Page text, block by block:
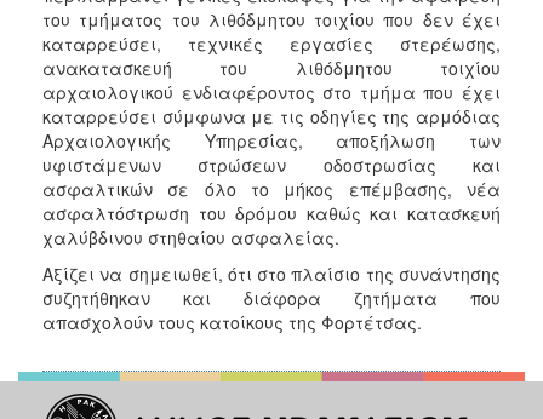
του τμήματος του λιθόδμητου τοιχίου που δεν έχει
καταρρεύσει, τεχνικές εργασίες στερέωσης,
ανακατασκευή του λιθόδμητου τοιχίου
αρχαιολογικού ενδιαφέροντος στο τμήμα που έχει
καταρρεύσει σύμφωνα με τις οδηγίες της αρμόδιας
Αρχαιολογικής Υπηρεσίας, αποξήλωση των
υφιστάμενων στρώσεων οδοστρωσίας και
ασφαλτικών σε όλο το μήκος επέμβασης, νέα
ασφαλτόστρωση του δρόμου καθώς και κατασκευή
χαλύβδινου στηθαίου ασφαλείας.
Αξίζει να σημειωθεί, ότι στο πλαίσιο της συνάντησης
συζητήθηκαν και διάφορα ζητήματα που
απασχολούν τους κατοίκους της Φορτέτσας.